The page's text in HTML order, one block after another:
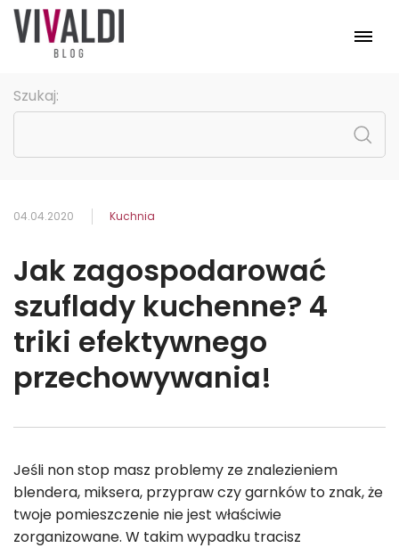
Szukaj:
04.04.2020 Kuchnia
Jak zagospodarować
szuflady kuchenne? 4
triki efektywnego
przechowywania!
Jeśli non stop masz problemy ze znalezieniem
blendera, miksera, przypraw czy garnków to znak, że
twoje pomieszczenie nie jest właściwie
zorganizowane. W takim wypadku tracisz
Kolekcje
Strona główna